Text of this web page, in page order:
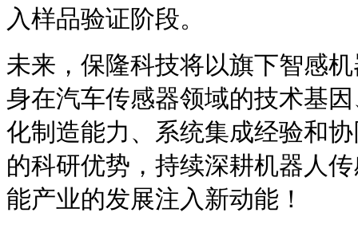
入样品验证阶段。
未来，保隆科技将以旗下智感
身在汽车传感器领域的技术基
化制造能力、系统集成经验和
的科研优势，持续深耕机器人
能产业的发展注入新动能！